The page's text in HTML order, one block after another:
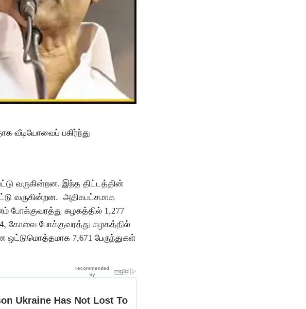
வீடியோவைப் பகிர்ந்து
வருகின்றன. இந்த திட்டத்தின்
வருகின்றன. அதிகபட்சமாக
போக்குவரத்து கழகத்தில் 1,277
கோவை போக்குவரத்து கழகத்தில்
ஒட்டுமொத்தமாக 7,671 பேருந்துகள்